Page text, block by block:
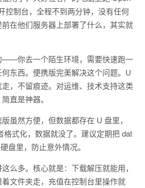
控制台，全程不到两分钟，没有任何
在他们服务器上部署了什么，其实就
——你去一个陌生环境，需要快速跑一
东西。便携版完美解决这个问题。U
，不留痕迹。对运维、技术支持这类
直是神器。
虽然方便，但数据都存在 U 盘里，
格式化，数据就没了。建议定期把 dat
盘里，防止意外情况。
么多。核心就是：下载解压就能用，
文件夹走，充值在控制台里操作就